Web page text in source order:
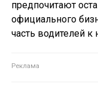
предпочитают
официального
часть водителей к